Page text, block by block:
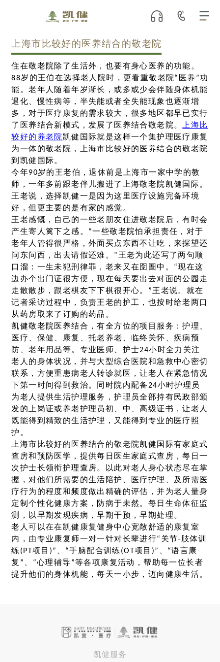
上海市比较好的医养结合的敬老院
住在敬老院除了生活外，也要有身心医养的功能。
88岁的王伯在选择老人院时，更看重敬老院“医养”功
能。老年人随着年岁渐长，或多或少会伴随身体机能
退化、慢性病等，半失能或者全失能现象也逐渐增
多，对于医疗康复的需求较大，很多地区都早已实行
了医养结合新模式，发展了医养结合敬老院。上海比
较好的养老院凯健国际就是这样一个集护理医疗康复
为一体的敬老院，上海市比较好的医养结合的敬老院
到凯健国际。
今年90岁的王老伯，退休前是上海市一家中学的教
师，一年多前跟老伴儿搬进了上海敬老院凯健国际。
王老说，选择凯健一是因为这里医疗设施完备环境
好，但更主要的是有家的感觉。
王老感慨，自己的一些老朋友住进敬老院后，有时会
产生寄人篱下之感。“一些敬老院怕承担责任，对于
老年人管得很严格，外面买点东西不让吃，来探望还
问东问西，出去请假还难。”王老为此还写了两句顺
口溜：一生未犯刑律罪，老来又在囹圄中。“现在这
边办个出门证很方便，现在每天要出去对面的公园走
走散散步，跟老棋友下下棋很开心。”王老说。就在
记者采访过程中，负责王老的护工，也按时给老两口
从药房取来了订购的药品。
凯健敬老院医养结合，有全方位的项目服务：护理、
医疗、保健、康复、托老养老、临终关怀、疾病预
防、老年用品等。专业医师、护士24小时全力关注
老人的身体状况，并与大型综合医院和急救中心密切
联系，方便重患病老人转诊就医，让老人在紧急情况
下第一时间得到救治。同时院内配备24小时护理员
为老人提供生活护理服务，护理员全部持有民政部颁
发的上岗证或养老护理员初、中、高级证书，让老人
既能得到精致的生活护理，又能得到专业的医疗照
护。
上海市比较好的医养结合的敬老院凯健国际有家庭式
查房和预防医学，提供每日医生家庭式查房，每日一
次护士长领衔护理查房。以此对老人身心状态尽在掌
握，对他们所需要的生活陪护、医疗护理、及所需医
疗行为的程度和频度做出精确的评估，并为老人量身
定制个性化健康方案，防病于未然。每日生命体征监
测，以早期发现疾病，早期干预，早期处理。
老人可以在在凯健康复健身中心宽敞舒适的康复室
内，由专业康复师一对一针对长辈进行“关节-肢体训
练(PT项目)”、“手脑配合训练(OT项目)”、“语言康
复”、“心理辅导”等各项康复活动，帮助每一位长者
提升他们的身体机能，每天一小步，迈向健康生活。
凯健服务